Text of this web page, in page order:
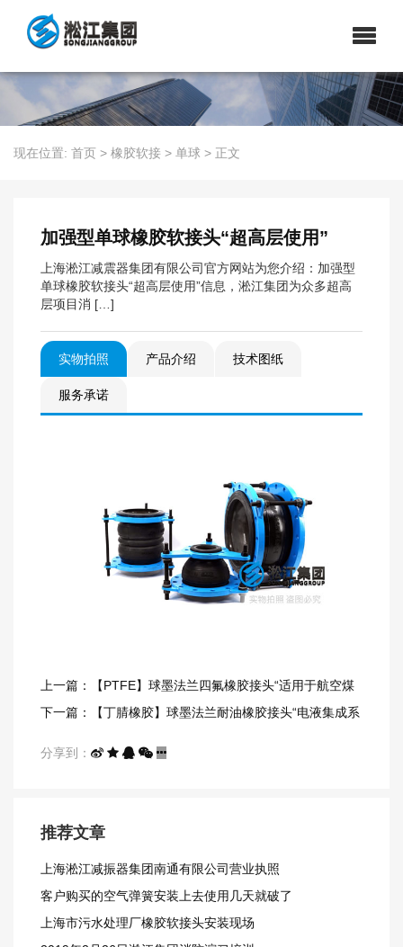
现在位置: 首页 > 橡胶软接 > 单球 > 正文
加强型单球橡胶软接头“超高层使用”
上海淞江减震器集团有限公司官方网站为您介绍：加强型
单球橡胶软接头“超高层使用”信息，淞江集团为众多超高
层项目消 […]
实物拍照 产品介绍 技术图纸
服务承诺
上一篇：【PTFE】球墨法兰四氟橡胶接头“适用于航空煤
油”
下一篇：【丁腈橡胶】球墨法兰耐油橡胶接头“电液集成系
分享到：
推荐文章
上海淞江减振器集团南通有限公司营业执照
客户购买的空气弹簧安装上去使用几天就破了
上海市污水处理厂橡胶软接头安装现场